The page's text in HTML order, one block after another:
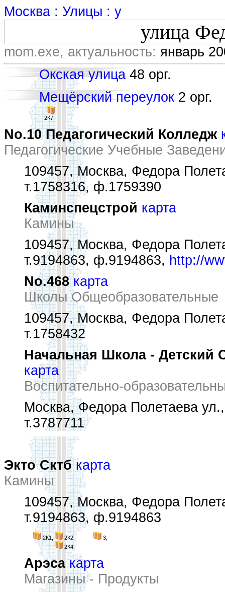
Москва : Улицы : у
улица
mom.exe, актуальность: январь
Окская улица 48 орг.
Мещёрский переулок 2 орг.
2К7,
No.10 Педагогический Колледж
Педагогические Учебные
109457, Москва, Федора
т.1758316, ф.1759390
Каминспецстрой карта
Камины
109457, Москва, Федора
т.9194863, ф.9194863, http://
No.468 карта
Школы Общеобразовательные
109457, Москва, Федора
т.1758432
Начальная Школа - Детский
карта
Воспитательно-
Москва, Федора Полетаева
т.3787711
Экто Сктб карта
Камины
109457, Москва, Федора
т.9194863, ф.9194863
2К1,
2К2,
2К4,
3,
Арэса карта
Магазины - Продукты